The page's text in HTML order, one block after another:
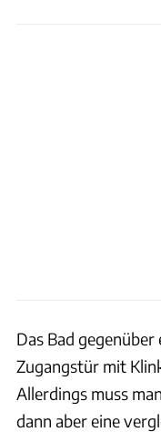
Das Bad
Zugangstür mit
Allerdings muss
dann aber eine